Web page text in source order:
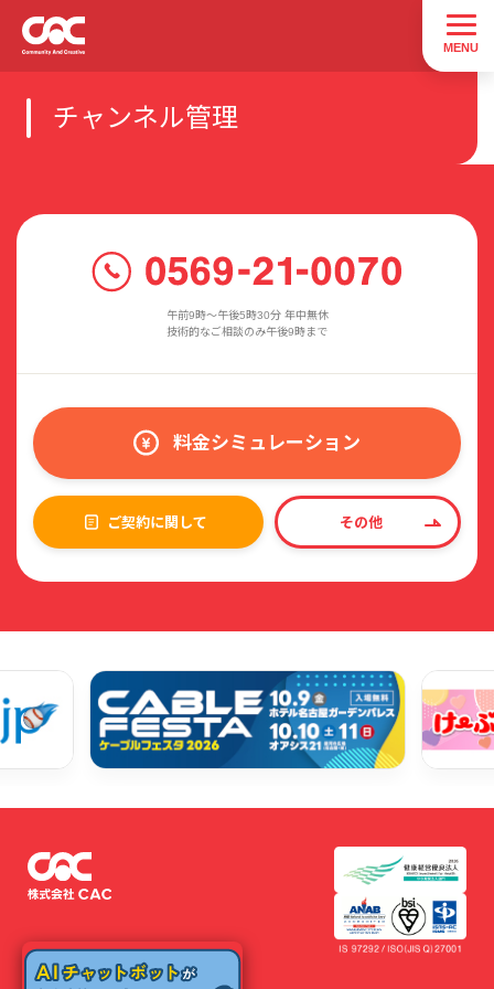
チャンネル管理
午前9時〜午後5時30分 年中無休
技術的なご相談のみ午後9時まで
料金シミュレーション
ご契約に関して その他